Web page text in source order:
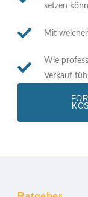
setzen
Mit
Wie
Verkauf